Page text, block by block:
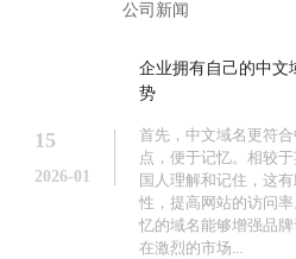
公司新闻
15
2026-01
企业拥有自己的中文
势
首先，中文域名更符
点，便于记忆。相较
国人理解和记住，这
性，提高网站的访问
忆的域名能够增强品
在激烈的市场...